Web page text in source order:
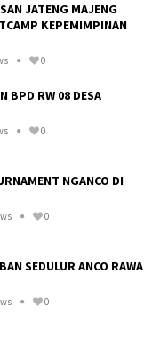
JATENG MAJENG
KEPEMIMPINAN
0
BPD RW 08 DESA
0
NGANCO DI
0
SEDULUR ANCO RAWA
0